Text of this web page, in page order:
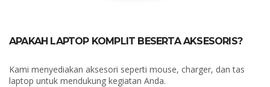
APAKAH LAPTOP KOMPLIT BESERTA AKSESORIS?
Kami menyediakan aksesori seperti mouse, charger, dan tas
laptop untuk mendukung kegiatan Anda.